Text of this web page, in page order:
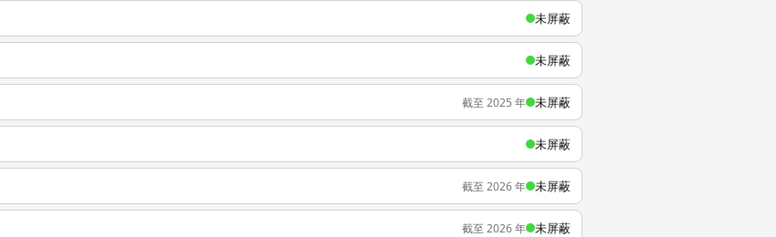
未屏蔽
未屏蔽
截至 2025 年 未屏蔽
未屏蔽
截至 2026 年 未屏蔽
截至 2026 年 未屏蔽